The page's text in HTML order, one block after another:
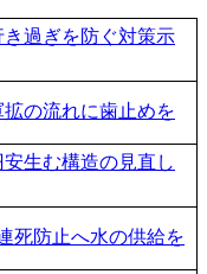
過ぎを防ぐ対策示
の流れに歯止めを
生む構造の見直し
死防止へ水の供給を